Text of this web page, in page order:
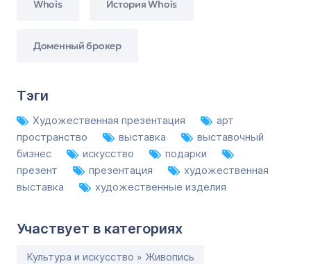
Whois История Whois
Доменный брокер
Тэги
Художественная презентация
арт
пространство
выставка
выставочный
бизнес
искусство
подарки
презент
презентация
художественная
выставка
художественные изделия
Участвует в категориях
Культура и искусство » Живопись